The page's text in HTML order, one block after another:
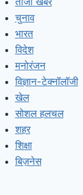
चुनाव
भारत
विदेश
मनोरंजन
विज्ञान-टेक्नॉलॉजी
खेल
सोशल हलचल
शहर
शिक्षा
बिज़नेस